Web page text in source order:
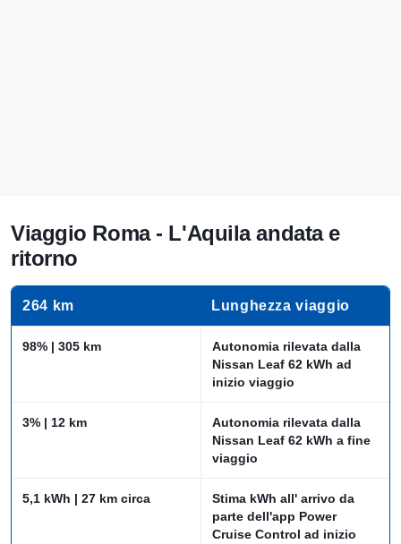
Viaggio Roma - L'Aquila andata e
ritorno
264 km Lunghezza viaggio
98% | 305 km
Autonomia rilevata dalla
Nissan Leaf 62 kWh ad
inizio viaggio
3% | 12 km
Autonomia rilevata dalla
Nissan Leaf 62 kWh a fine
viaggio
5,1 kWh | 27 km circa
Stima kWh all' arrivo da
parte dell'app Power
Cruise Control ad inizio